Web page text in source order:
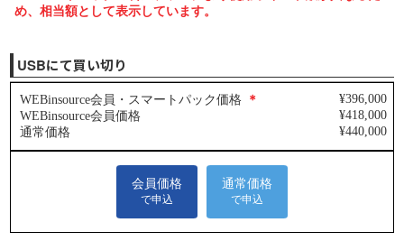
USBにて買い切り